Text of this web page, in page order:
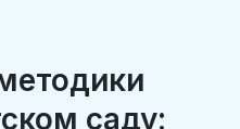
саду: